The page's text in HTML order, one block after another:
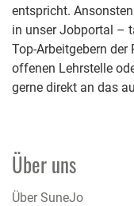
entspricht.
in unser Jobportal –
Top-Arbeitgebern der
offenen Lehrstelle
gerne direkt an das
Über uns
Über SuneJo